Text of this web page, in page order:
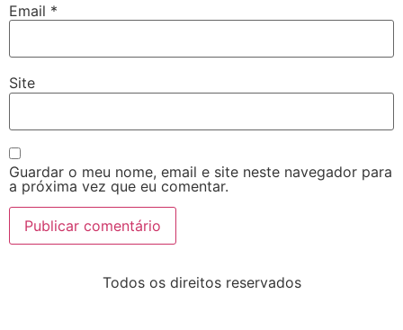
Email *
Site
Guardar o meu nome, email e site neste navegador para
a próxima vez que eu comentar.
Todos os direitos reservados